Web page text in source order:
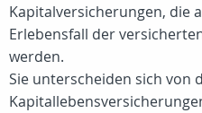
Kapitalversicherungen, die
Erlebensfall der
werden.
Sie unterscheiden sich von